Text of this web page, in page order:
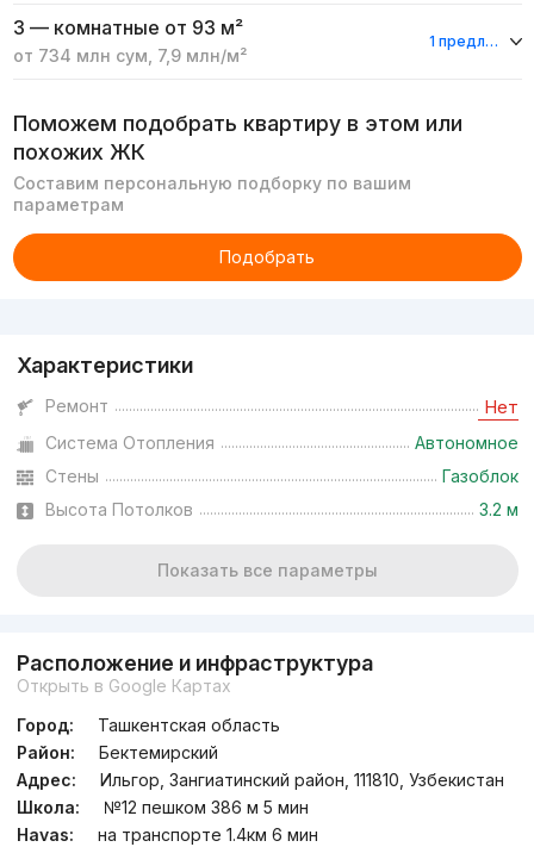
3 — комнатные от 93 м²
от 734 млн сум 7,9 млн/м²
1 предложение
Поможем подобрать квартиру в этом или
похожих ЖК
Составим персональную подборку по вашим
параметрам
Подобрать
Характеристики
Ремонт Нет
Система Отопления
Автономное
Стены
Газоблок
Высота Потолков
3.2 м
Показать все параметры
Расположение и инфраструктура
Открыть в Google Картах
Город:
Ташкентская область
Район:
Бектемирский
Адрес:
Ильгор, Зангиатинский район, 111810, Узбекистан
Школа:
№12 пешком 386 м 5 мин
Havas:
на транспорте 1.4км 6 мин